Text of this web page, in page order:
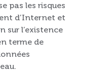
pas les risques
d’Internet et
l’existence
terme de